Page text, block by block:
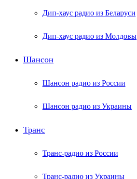
Дип-хаус радио из Беларуси
Дип-хаус радио из Молдовы
Шансон
Шансон радио из России
Шансон радио из Украины
Транс
Транс-радио из России
Транс-радио из Украины